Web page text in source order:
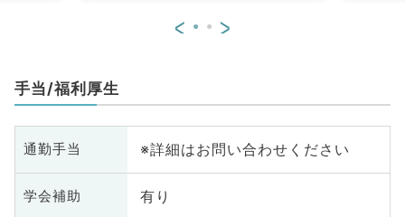
< >
手当/福利厚生
通勤手当 ※詳細はお問い合わせください
学会補助 有り